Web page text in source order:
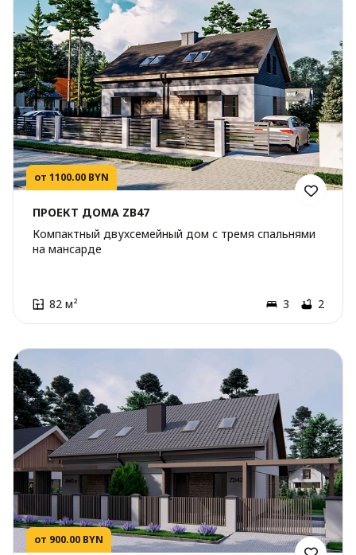
от 1100.00 BYN
ПРОЕКТ ДОМА ZB47
Компактный двухсемейный дом с тремя спальнями
на мансарде
82 м² 3 2
от 900.00 BYN